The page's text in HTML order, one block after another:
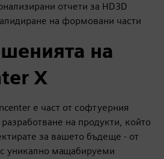
отчети за HD3D
на формовани части
на
X
е част от софтуерния
на продукти, който
за вашето бъдеще - от
уникално мащабируеми